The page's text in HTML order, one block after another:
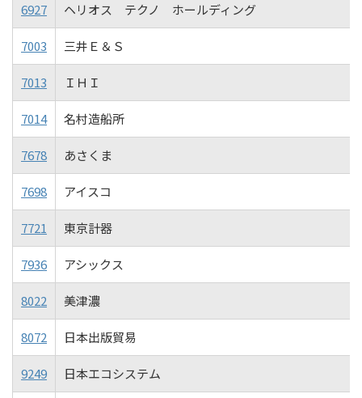
6927 ヘリオス テクノ ホールディング
7003 三井Ｅ＆Ｓ
7013 ＩＨＩ
7014 名村造船所
7678 あさくま
7698 アイスコ
7721 東京計器
7936 アシックス
8022 美津濃
8072 日本出版貿易
9249 日本エコシステム